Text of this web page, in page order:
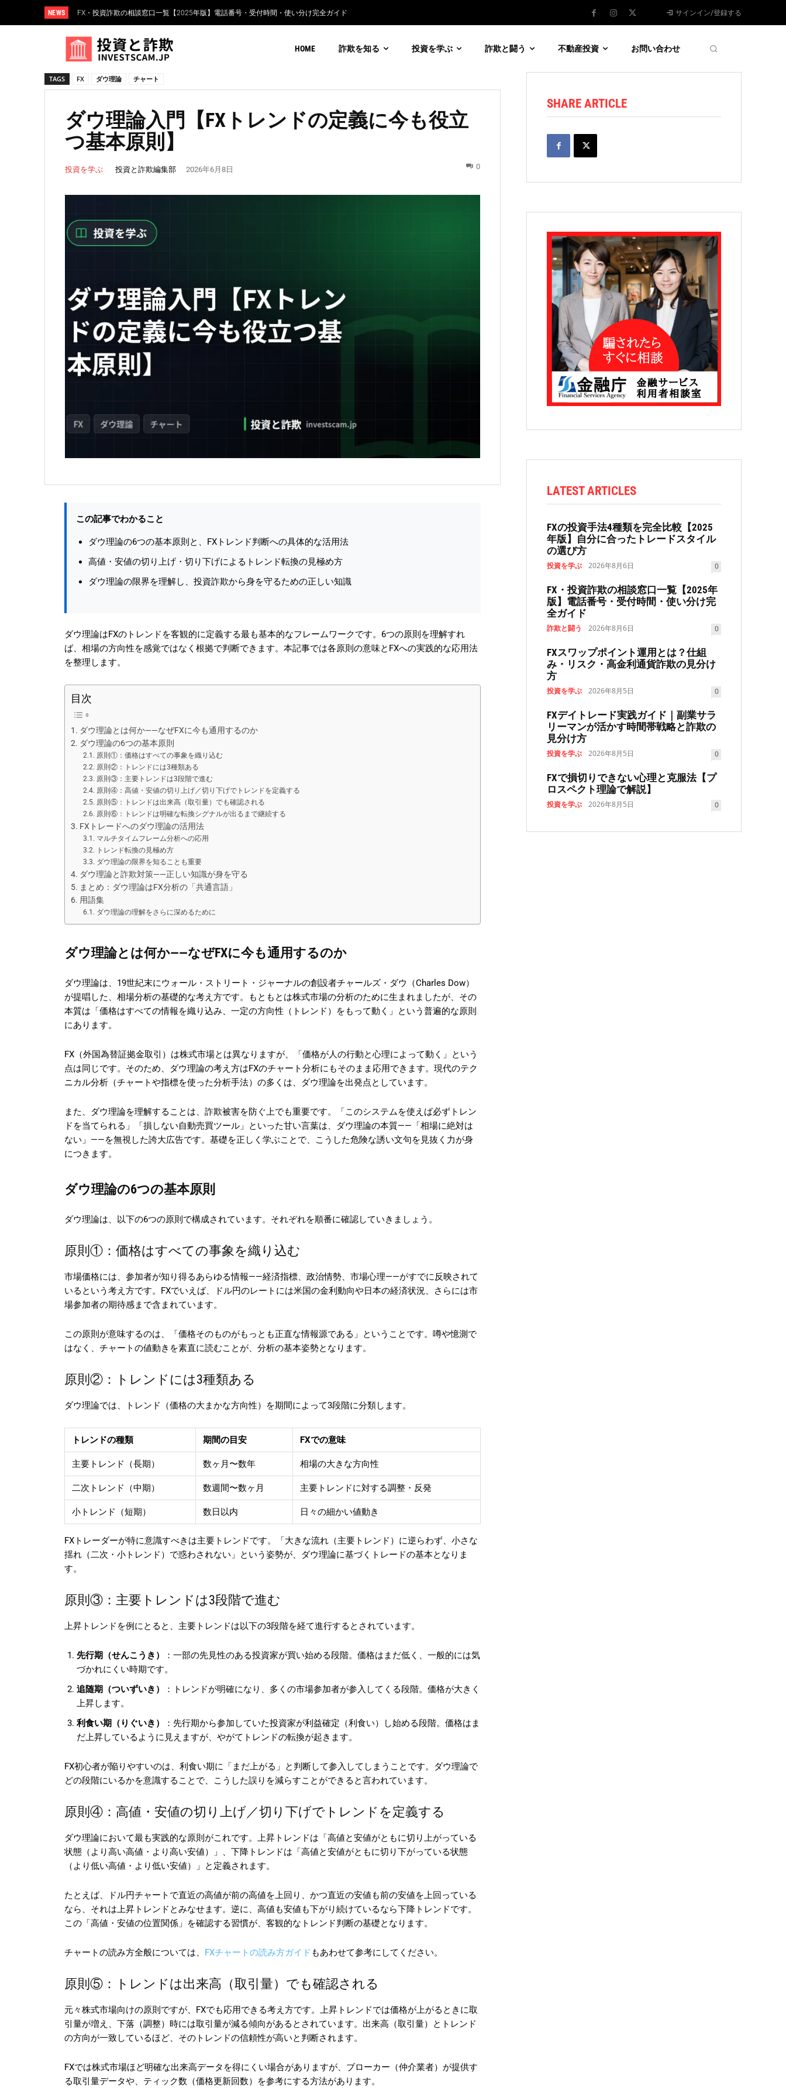
NEWS FX・投資詐欺の相談窓口一覧【2025年版】電話番号・受付時間・使い分け完全ガイド
FXスワップポイント運用とは？仕組み・リスク・高金利通貨詐欺の見分け方 サインイン/登録する
HOME 詐欺を知る 投資を学ぶ 詐欺と闘う 不動産投資 お問い合わせ
TAGS FX ダウ理論 チャート
ダウ理論入門【FXトレンドの定義に今も役立
つ基本原則】
投資を学ぶ 投資と詐欺編集部 2026年6月8日 0
この記事でわかること
ダウ理論の6つの基本原則と、FXトレンド判断への具体的な活用法
高値・安値の切り上げ・切り下げによるトレンド転換の見極め方
ダウ理論の限界を理解し、投資詐欺から身を守るための正しい知識
ダウ理論はFXのトレンドを客観的に定義する最も基本的なフレームワークです。6つの原則を理解すれ
ば、相場の方向性を感覚ではなく根拠で判断できます。本記事では各原則の意味とFXへの実践的な応用法
を整理します。
目次
ダウ理論とは何か——なぜFXに今も通用するのか
ダウ理論の6つの基本原則
原則①：価格はすべての事象を織り込む
原則②：トレンドには3種類ある
原則③：主要トレンドは3段階で進む
原則④：高値・安値の切り上げ／切り下げでトレンドを定義する
原則⑤：トレンドは出来高（取引量）でも確認される
原則⑥：トレンドは明確な転換シグナルが出るまで継続する
FXトレードへのダウ理論の活用法
マルチタイムフレーム分析への応用
トレンド転換の見極め方
ダウ理論の限界を知ることも重要
ダウ理論と詐欺対策——正しい知識が身を守る
まとめ：ダウ理論はFX分析の「共通言語」
用語集
ダウ理論の理解をさらに深めるために
ダウ理論とは何か——なぜFXに今も通用するのか
ダウ理論は、19世紀末にウォール・ストリート・ジャーナルの創設者チャールズ・ダウ（Charles Dow）
が提唱した、相場分析の基礎的な考え方です。もともとは株式市場の分析のために生まれましたが、その
本質は「価格はすべての情報を織り込み、一定の方向性（トレンド）をもって動く」という普遍的な原則
にあります。
FX（外国為替証拠金取引）は株式市場とは異なりますが、「価格が人の行動と心理によって動く」という
点は同じです。そのため、ダウ理論の考え方はFXのチャート分析にもそのまま応用できます。現代のテク
ニカル分析（チャートや指標を使った分析手法）の多くは、ダウ理論を出発点としています。
また、ダウ理論を理解することは、詐欺被害を防ぐ上でも重要です。「このシステムを使えば必ずトレン
ドを当てられる」「損しない自動売買ツール」といった甘い言葉は、ダウ理論の本質——「相場に絶対は
ない」——を無視した誇大広告です。基礎を正しく学ぶことで、こうした危険な誘い文句を見抜く力が身
につきます。
ダウ理論の6つの基本原則
ダウ理論は、以下の6つの原則で構成されています。それぞれを順番に確認していきましょう。
原則①：価格はすべての事象を織り込む
市場価格には、参加者が知り得るあらゆる情報——経済指標、政治情勢、市場心理——がすでに反映されて
いるという考え方です。FXでいえば、ドル円のレートには米国の金利動向や日本の経済状況、さらには市
場参加者の期待感まで含まれています。
この原則が意味するのは、「価格そのものがもっとも正直な情報源である」ということです。噂や憶測で
はなく、チャートの値動きを素直に読むことが、分析の基本姿勢となります。
原則②：トレンドには3種類ある
ダウ理論では、トレンド（価格の大まかな方向性）を期間によって3段階に分類します。
トレンドの種類 期間の目安 FXでの意味
主要トレンド（長期） 数ヶ月〜数年 相場の大きな方向性
二次トレンド（中期） 数週間〜数ヶ月 主要トレンドに対する調整・反発
小トレンド（短期） 数日以内 日々の細かい値動き
FXトレーダーが特に意識すべきは主要トレンドです。「大きな流れ（主要トレンド）に逆らわず、小さな
揺れ（二次・小トレンド）で惑わされない」という姿勢が、ダウ理論に基づくトレードの基本となりま
す。
原則③：主要トレンドは3段階で進む
上昇トレンドを例にとると、主要トレンドは以下の3段階を経て進行するとされています。
先行期（せんこうき）
：一部の先見性のある投資家が買い始める段階。価格はまだ低く、一般的には気
づかれにくい時期です。
追随期（ついずいき）
：トレンドが明確になり、多くの市場参加者が参入してくる段階。価格が大きく
上昇します。
利食い期（りぐいき）
：先行期から参加していた投資家が利益確定（利食い）し始める段階。価格はま
だ上昇しているように見えますが、やがてトレンドの転換が起きます。
FX初心者が陥りやすいのは、利食い期に「まだ上がる」と判断して参入してしまうことです。ダウ理論で
どの段階にいるかを意識することで、こうした誤りを減らすことができると言われています。
原則④：高値・安値の切り上げ／切り下げでトレンドを定義する
ダウ理論において最も実践的な原則がこれです。上昇トレンドは「高値と安値がともに切り上がっている
状態（より高い高値・より高い安値）」、下降トレンドは「高値と安値がともに切り下がっている状態
（より低い高値・より低い安値）」と定義されます。
たとえば、ドル円チャートで直近の高値が前の高値を上回り、かつ直近の安値も前の安値を上回っている
なら、それは上昇トレンドとみなせます。逆に、高値も安値も下がり続けているなら下降トレンドです。
この「高値・安値の位置関係」を確認する習慣が、客観的なトレンド判断の基礎となります。
チャートの読み方全般については、 FXチャートの読み方ガイド もあわせて参考にしてください。
原則⑤：トレンドは出来高（取引量）でも確認される
元々株式市場向けの原則ですが、FXでも応用できる考え方です。上昇トレンドでは価格が上がるときに取
引量が増え、下落（調整）時には取引量が減る傾向があるとされています。出来高（取引量）とトレンド
の方向が一致しているほど、そのトレンドの信頼性が高いと判断されます。
FXでは株式市場ほど明確な出来高データを得にくい場合がありますが、ブローカー（仲介業者）が提供す
る取引量データや、ティック数（価格更新回数）を参考にする方法があります。
SHARE ARTICLE
LATEST ARTICLES
FXの投資手法4種類を完全比較【2025
年版】自分に合ったトレードスタイル
の選び方
投資を学ぶ 2026年8月6日 0
FX・投資詐欺の相談窓口一覧【2025年
版】電話番号・受付時間・使い分け完
全ガイド
詐欺と闘う 2026年8月6日 0
FXスワップポイント運用とは？仕組
み・リスク・高金利通貨詐欺の見分け
方
投資を学ぶ 2026年8月5日 0
FXデイトレード実践ガイド｜副業サラ
リーマンが活かす時間帯戦略と詐欺の
見分け方
投資を学ぶ 2026年8月5日 0
FXで損切りできない心理と克服法【プ
ロスペクト理論で解説】
投資を学ぶ 2026年8月5日 0